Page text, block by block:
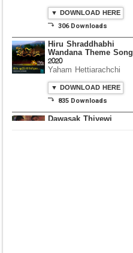
▼ DOWNLOAD HERE
⤵ 306 Downloads
Hiru Shraddhabhi
Wandana Theme Song
2020
Yaham Hettiarachchi
▼ DOWNLOAD HERE
⤵ 835 Downloads
Dawasak Thiyewi